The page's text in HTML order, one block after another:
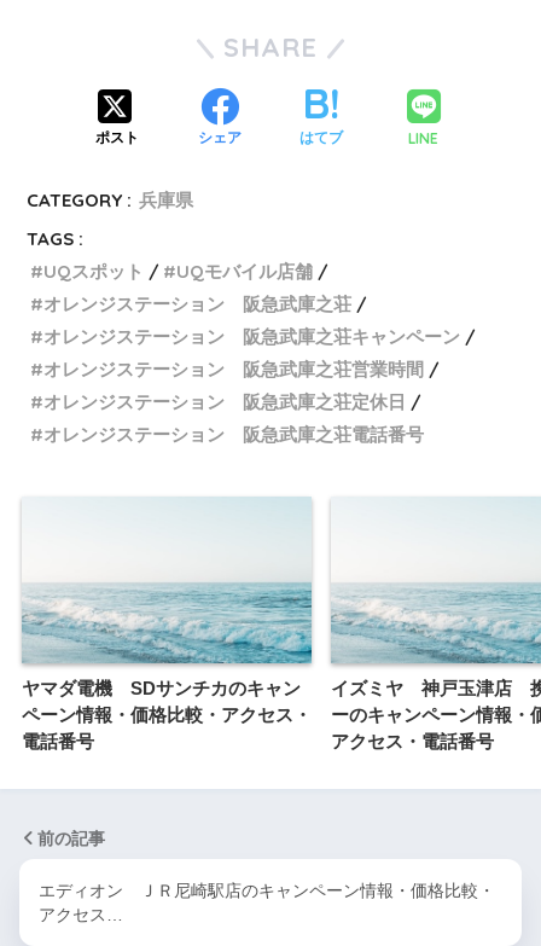
SHARE
ポスト シェア はてブ LINE
CATEGORY : 兵庫県
TAGS :
UQスポット
UQモバイル店舗
オレンジステーション 阪急武庫之荘
オレンジステーション 阪急武庫之荘キャンペーン
オレンジステーション 阪急武庫之荘営業時間
オレンジステーション 阪急武庫之荘定休日
オレンジステーション 阪急武庫之荘電話番号
ヤマダ電機 SDサンチカのキャン
ペーン情報・価格比較・アクセス・
電話番号
イズミヤ 神戸玉津店
ーのキャンペーン情報・
アクセス・電話番号
前の記事
エディオン ＪＲ尼崎駅店のキャンペーン情報・価格比較・
アクセス…